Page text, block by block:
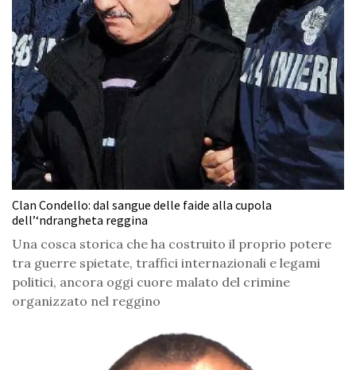
Clan Condello: dal sangue delle faide alla cupola
dell’‘ndrangheta reggina
Una cosca storica che ha costruito il proprio potere
tra guerre spietate, traffici internazionali e legami
politici, ancora oggi cuore malato del crimine
organizzato nel reggino